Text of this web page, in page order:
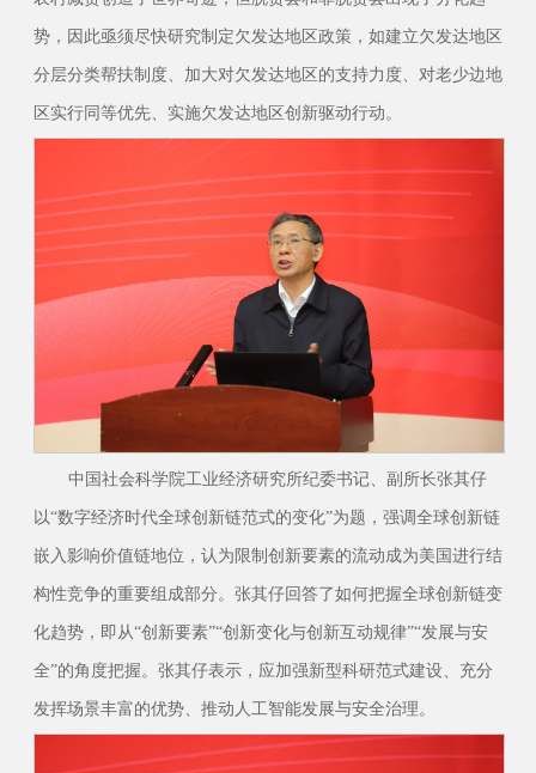
势，因此亟须尽快研究制定欠发达地区政策，如建立欠发达地区
分层分类帮扶制度、加大对欠发达地区的支持力度、对老少边地
区实行同等优先、实施欠发达地区创新驱动行动。
中国社会科学院工业经济研究所纪委书记、副所长张其仔
以“数字经济时代全球创新链范式的变化”为题，强调全球创新链
嵌入影响价值链地位，认为限制创新要素的流动成为美国进行结
构性竞争的重要组成部分。张其仔回答了如何把握全球创新链变
化趋势，即从“创新要素”“创新变化与创新互动规律”“发展与安
全”的角度把握。张其仔表示，应加强新型科研范式建设、充分
发挥场景丰富的优势、推动人工智能发展与安全治理。